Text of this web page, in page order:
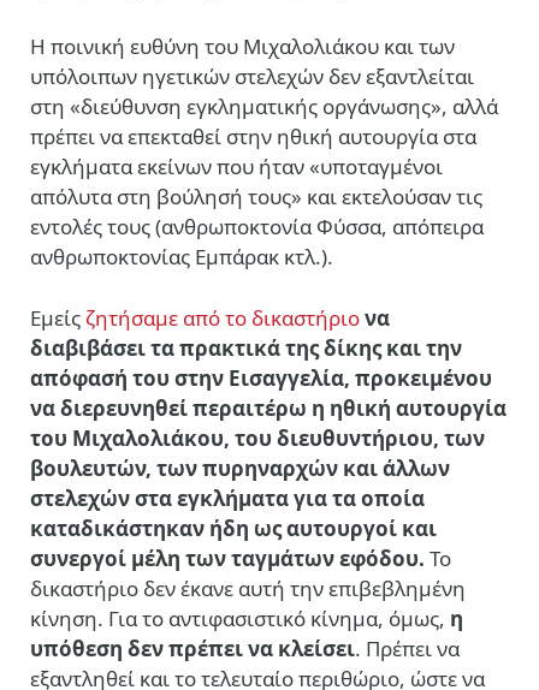
Η ποινική ευθύνη του Μιχαλολιάκου και των
υπόλοιπων ηγετικών στελεχών δεν εξαντλείται
στη «διεύθυνση εγκληματικής οργάνωσης», αλλά
πρέπει να επεκταθεί στην ηθική αυτουργία στα
εγκλήματα εκείνων που ήταν «υποταγμένοι
απόλυτα στη βούλησή τους» και εκτελούσαν τις
εντολές τους (ανθρωποκτονία Φύσσα, απόπειρα
ανθρωποκτονίας Εμπάρακ κτλ.).
Εμείς ζητήσαμε από το δικαστήριονα
διαβιβάσει τα πρακτικά της δίκης και την
απόφασή του στην Εισαγγελία, προκειμένου
να διερευνηθεί περαιτέρω η ηθική αυτουργία
του Μιχαλολιάκου, του διευθυντήριου, των
βουλευτών, των πυρηναρχών και άλλων
στελεχών στα εγκλήματα για τα οποία
καταδικάστηκαν ήδη ως αυτουργοί και
συνεργοί μέλη των ταγμάτων εφόδου. Το
δικαστήριο δεν έκανε αυτή την επιβεβλημένη
κίνηση. Για το αντιφασιστικό κίνημα, όμως, η
υπόθεση δεν πρέπει να κλείσει. Πρέπει να
εξαντληθεί και το τελευταίο περιθώριο, ώστε να